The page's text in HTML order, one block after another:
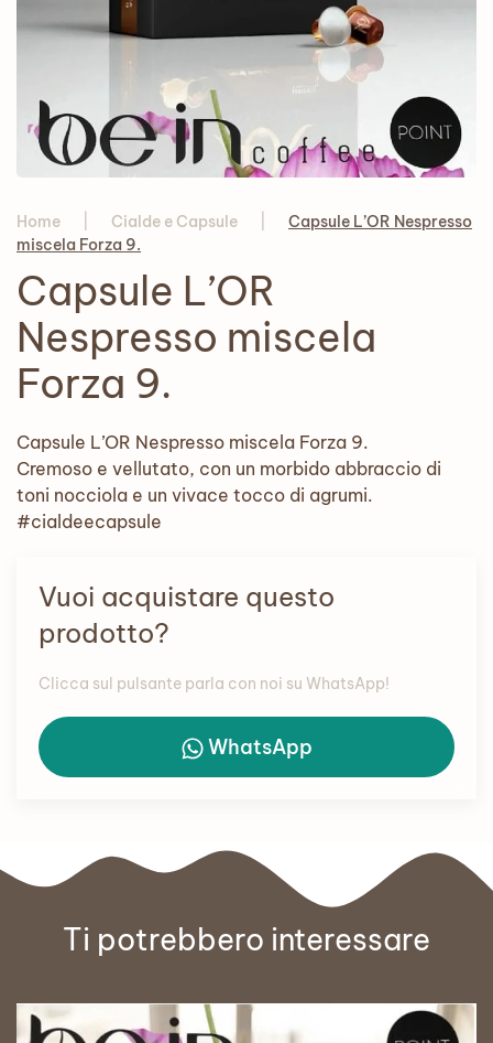
Home Cialde e Capsule
Capsule L’OR Nespresso
miscela Forza 9.
Capsule L’OR
Nespresso miscela
Forza 9.
Capsule L’OR Nespresso miscela Forza 9.
Cremoso e vellutato, con un morbido abbraccio di
toni nocciola e un vivace tocco di agrumi.
#cialdeecapsule
Vuoi acquistare questo
prodotto?
Clicca sul pulsante parla con noi su WhatsApp!
WhatsApp
Ti potrebbero interessare